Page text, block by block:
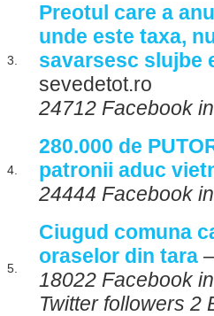
3.
Preotul care a
unde este taxa,
savarsesc slujbe
sevedetot.ro
24712 Facebook
4.
280.000 de
patronii aduc
24444 Facebook
5.
Ciugud comuna
oraselor din tara
18022 Facebook
Twitter followers 2